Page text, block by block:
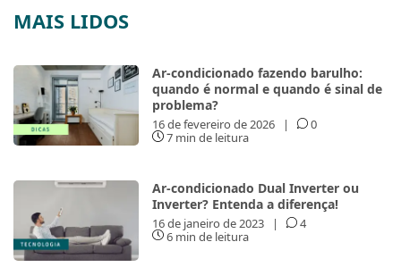
MAIS LIDOS
Ar-condicionado fazendo barulho:
quando é normal e quando é sinal de
problema?
16 de fevereiro de 2026 |
0
7 min de leitura
Ar-condicionado Dual Inverter ou
Inverter? Entenda a diferença!
16 de janeiro de 2023 |
4
6 min de leitura